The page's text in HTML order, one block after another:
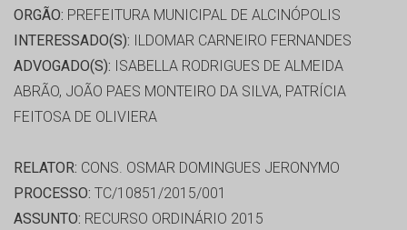
ORGÃO: PREFEITURA MUNICIPAL DE ALCINÓPOLIS
INTERESSADO(S): ILDOMAR CARNEIRO FERNANDES
ADVOGADO(S): ISABELLA RODRIGUES DE ALMEIDA
ABRÃO, JOÃO PAES MONTEIRO DA SILVA, PATRÍCIA
FEITOSA DE OLIVIERA
RELATOR: CONS. OSMAR DOMINGUES JERONYMO
PROCESSO: TC/10851/2015/001
ASSUNTO: RECURSO ORDINÁRIO 2015